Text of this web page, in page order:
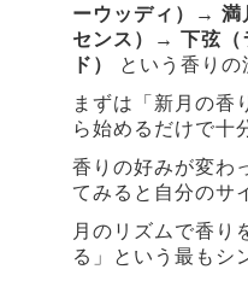
ーウッディ）→ 満
センス）→ 下弦（
ド）
という香りの
まずは「新月の香
ら始めるだけで十
香りの好みが変わ
てみると自分のサ
月のリズムで香り
る」という最もシ